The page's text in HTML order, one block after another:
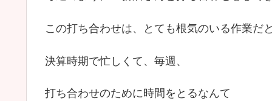
この打ち合わせは、とても根気のいる作業だ
決算時期で忙しくて、毎週、
打ち合わせのために時間をとるなんて